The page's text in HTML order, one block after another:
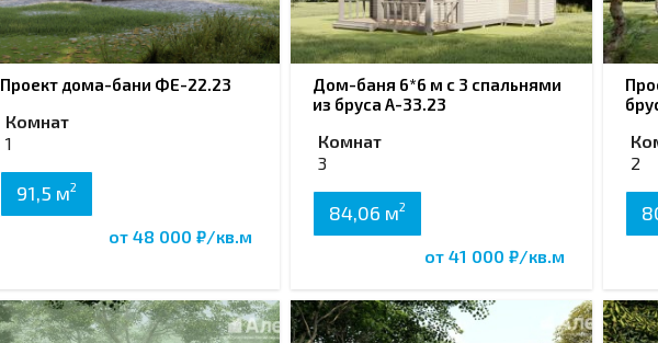
Проект дома-бани ФЕ-22.23
Комнат
1
91,5 м2
от 48 000 ₽/кв.м
Дом-баня 6*6 м с 3 спальнями
из бруса А-33.23
Комнат
3
84,06 м2
от 41 000 ₽/кв.м
2